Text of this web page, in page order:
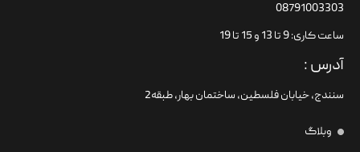
08791003303
ساعت کاری: 9 تا 13 و 15 تا 19
آدرس :
سنندج، خیابان فلسطین،‌ ساختمان بهار، طبقه2
وبلاگ